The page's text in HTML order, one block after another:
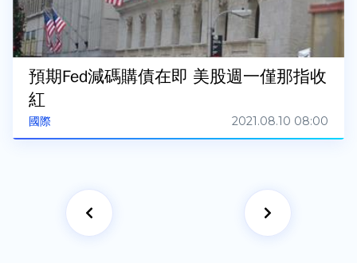
國際
預期Fed減碼購債在即 美股週一僅那指收
紅
2021.08.10 08:00